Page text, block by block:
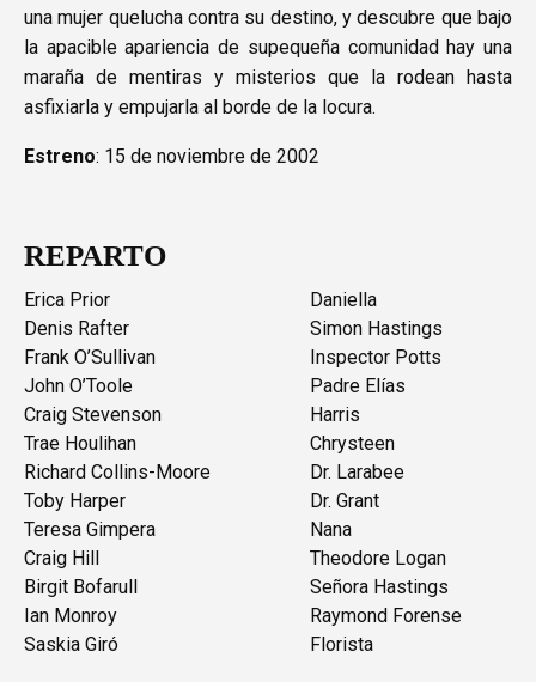
una mujer quelucha contra su destino, y descubre que bajo
la apacible apariencia de supequeña comunidad hay una
maraña de mentiras y misterios que la rodean hasta
asfixiarla y empujarla al borde de la locura.
Estreno: 15 de noviembre de 2002
REPARTO
Erica Prior
Daniella
Denis Rafter
Simon Hastings
Frank O’Sullivan
Inspector Potts
John O’Toole
Padre Elías
Craig Stevenson
Harris
Trae Houlihan
Chrysteen
Richard Collins-Moore
Dr. Larabee
Toby Harper
Dr. Grant
Teresa Gimpera
Nana
Craig Hill
Theodore Logan
Birgit Bofarull
Señora Hastings
Ian Monroy
Raymond Forense
Saskia Giró
Florista